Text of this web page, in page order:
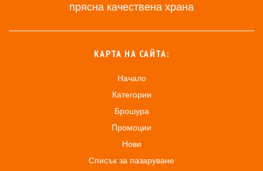
прясна качествена храна
КАРТА НА САЙТА:
Начало
Категории
Брошура
Промоции
Нови
Списък за пазаруване